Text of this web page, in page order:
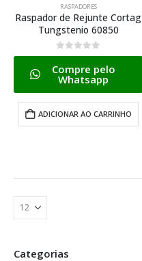
RASPADORES
Raspador de Rejunte Cortag
Tungstenio 60850
0de 5
Compre pelo
Whatsapp
ADICIONAR AO CARRINHO
Categorias